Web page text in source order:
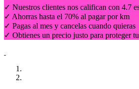
✓ Nuestros clientes nos califican con 4.7
✓ Ahorras hasta el 70% al pagar por km
✓ Pagas al mes y cancelas cuando quieras
✓ Obtienes un precio justo para proteger